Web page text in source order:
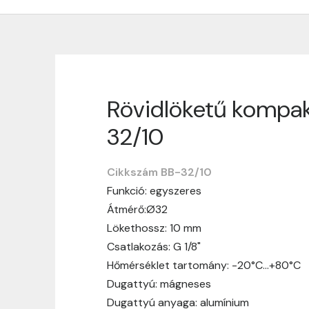
Rövidlöketű
32/10
Cikkszám BB-32/10
Funkció: egyszeres
Átmérő:Ø32
Lökethossz: 10 mm
Csatlakozás: G 1/8"
Hőmérséklet tartomány: -20°C…+80°C
Dugattyú: mágneses
Dugattyú anyaga: alumínium
Szállítási
Nagyon köszönjük, hogy
Szállítási idő:
hosszabb ideig tart, előre
Szállítási díj:
megtekinthetitek, mielőtt a